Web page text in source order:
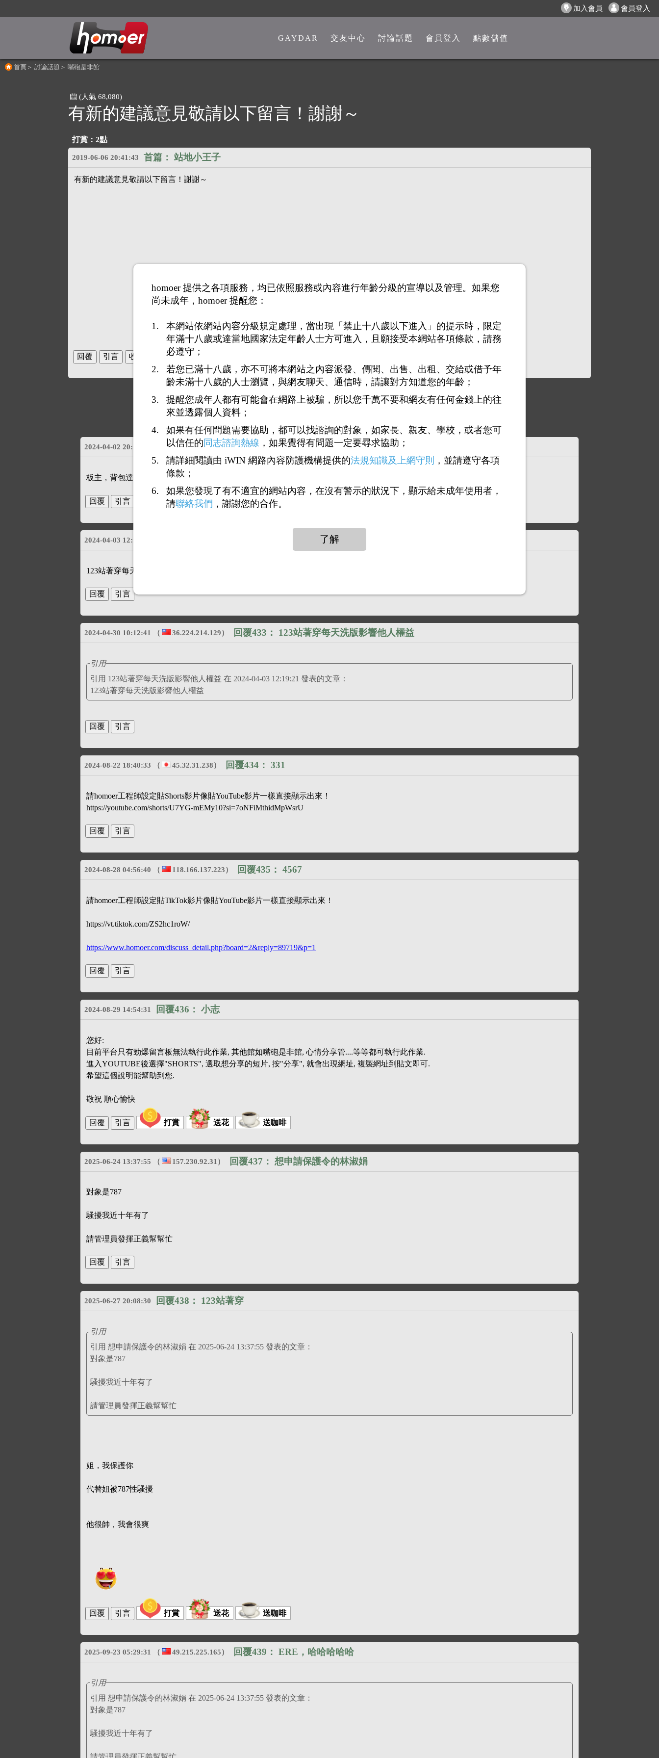
加入會員 會員登入
GAYDAR 交友中心
中老年交友中心
討論話題 會員登入 點數儲值
首頁 ＞ 討論話題 ＞ 嘴砲是非館
(人氣 68,080)
有新的建議意見敬請以下留言！謝謝～
打賞：2點
首篇：站地小王子
2019-06-06 20:41:43
有新的建議意見敬請以下留言！謝謝～
回覆431：123站著穿
2024-04-02 20:17:47
板主，背包達人又在罵人吸毒了，趕快封鎖他
打賞 送花 送咖啡
123站著穿每天洗版影響他人權益
2024-04-03 12:19:21
123站著穿每天洗版影響他人權益
回覆433： 123站著穿每天洗版影響他人權益
2024-04-30 10:12:41 （ 36.224.214.129）
引用
引用 123站著穿每天洗版影響他人權益 在 2024-04-03 12:19:21 發表的文章：
123站著穿每天洗版影響他人權益
回覆434： 331
2024-08-22 18:40:33 （ 45.32.31.238）
請homoer工程師設定貼Shorts影片像貼YouTube影片一樣直接顯示出來！
https://youtube.com/shorts/U7YG-mEMy10?si=7oNFiMthidMpWsrU
回覆435： 4567
2024-08-28 04:56:40 （ 118.166.137.223）
請homoer工程師設定貼TikTok影片像貼YouTube影片一樣直接顯示出來！
https://vt.tiktok.com/ZS2hc1roW/
https://www.homoer.com/discuss_detail.php?board=2&reply=89719&p=1
回覆436： 小志
2024-08-29 14:54:31
您好:
目前平台只有勁爆留言板無法執行此作業, 其他館如嘴砲是非館, 心情分享管....等等都可執行此作業.
進入YOUTUBE後選擇"SHORTS", 選取想分享的短片, 按"分享", 就會出現網址, 複製網址到貼文即可.
希望這個說明能幫助到您.
敬祝 順心愉快
打賞 送花 送咖啡
回覆437： 想申請保護令的林淑娟
2025-06-24 13:37:55 （ 157.230.92.31 ）
對象是787
騷擾我近十年有了
請管理員發揮正義幫幫忙
回覆438： 123站著穿
2025-06-27 20:08:30
引用
引用 想申請保護令的林淑娟 在 2025-06-24 13:37:55 發表的文章：
對象是787
騷擾我近十年有了
請管理員發揮正義幫幫忙
姐，我保護你
代替姐被787性騷擾
他很帥，我會很爽
打賞 送花 送咖啡
回覆439： ERE，哈哈哈哈哈
2025-09-23 05:29:31 （ 49.215.225.165）
引用
引用 想申請保護令的林淑娟 在 2025-06-24 13:37:55 發表的文章：
對象是787
騷擾我近十年有了
homoer 提供之各項服務，均已依照服務或內容進行年齡分級的宣導以及管理。如果您
尚未成年，homoer 提醒您：
本網站依網站內容分級規定處理，當出現「禁止十八歲以下進入」的提示時，限定
年滿十八歲或達當地國家法定年齡人士方可進入，且願接受本網站各項條款，請務
必遵守；
若您已滿十八歲，亦不可將本網站之內容派發、傳閱、出售、出租、交給或借予年
齡未滿十八歲的人士瀏覽，與網友聊天、通信時，請讓對方知道您的年齡；
提醒您成年人都有可能會在網路上被騙，所以您千萬不要和網友有任何金錢上的往
來並透露個人資料；
如果有任何問題需要協助，都可以找諮詢的對象，如家長、親友、學校，或者您可
以信任的同志諮詢熱線 ，如果覺得有問題一定要尋求協助；
請詳細閱讀由 iWIN 網路內容防護機構提供的法規知識及上網守則
，並請遵守各項
條款；
如果您發現了有不適宜的網站內容，在沒有警示的狀況下，顯示給未成年使用者，
請聯絡我們 ，謝謝您的合作。